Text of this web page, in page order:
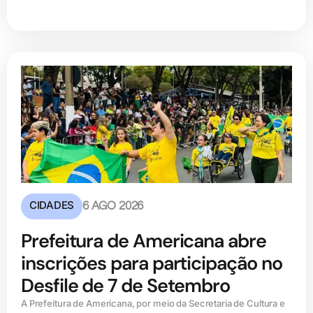
CIDADES 6 AGO 2026
Prefeitura de Americana abre
inscrições para participação no
Desfile de 7 de Setembro
A Prefeitura de Americana, por meio da Secretaria de Cultura e